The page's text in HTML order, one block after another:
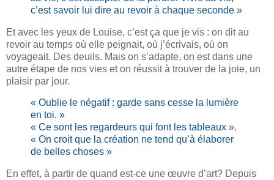
c’est savoir lui dire au revoir à chaque seconde »
Et avec les yeux de Louise, c’est ça que je vis : on dit au
revoir au temps où elle peignait, où j’écrivais, où on
voyageait. Des deuils. Mais on s’adapte, on est dans une
autre étape de nos vies et on réussit à trouver de la joie, un
plaisir par jour.
« Oublie le négatif : garde sans cesse la lumière
en toi. »
« Ce sont les regardeurs qui font les tableaux ».
« On croit que la création ne tend qu’à élaborer
de belles choses »
En effet, à partir de quand est-ce une œuvre d’art? Depuis